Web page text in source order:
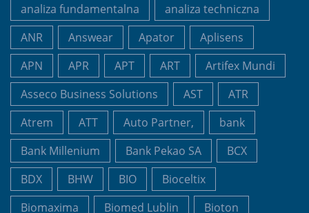
analiza fundamentalna
analiza techniczna
ANR
Answear Apator
Aplisens
APN
APR APT ART
Artifex Mundi
Asseco Business Solutions
AST
ATR
Atrem
ATT Auto Partner,
bank
Bank Millenium
Bank Pekao SA
BCX
BDX
BHW BIO
Bioceltix
Biomaxima
Biomed Lublin
Bioton